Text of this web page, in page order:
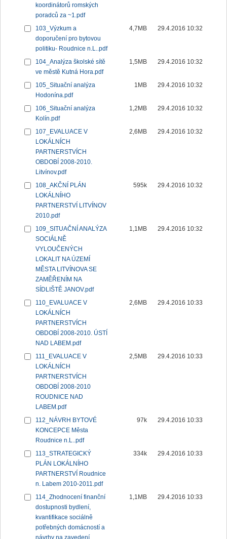
koordinátorů romských
poradců za ~1.pdf
103_Výzkum a
doporučení pro bytovou
politiku- Roudnice n.L..pdf
4,7MB 29.4.2016 10:32
104_Analýza školské sítě
ve městě Kutná Hora.pdf
1,5MB 29.4.2016 10:32
105_Situační analýza
Hodonína.pdf
1MB 29.4.2016 10:32
106_Situační analýza
Kolín.pdf
1,2MB 29.4.2016 10:32
107_EVALUACE V
LOKÁLNÍCH
PARTNERSTVÍCH
OBDOBÍ 2008-2010.
Litvínov.pdf
2,6MB 29.4.2016 10:32
108_AKČNÍ PLÁN
LOKÁLNÍHO
PARTNERSTVÍ LITVÍNOV
2010.pdf
595k 29.4.2016 10:32
109_SITUAČNÍ ANALÝZA
SOCIÁLNĚ
VYLOUČENÝCH
LOKALIT NA ÚZEMÍ
MĚSTA LITVÍNOVA SE
ZAMĚŘENÍM NA
SÍDLIŠTĚ JANOV.pdf
1,1MB 29.4.2016 10:32
110_EVALUACE V
LOKÁLNÍCH
PARTNERSTVÍCH
OBDOBÍ 2008-2010. ÚSTÍ
NAD LABEM.pdf
2,6MB 29.4.2016 10:33
111_EVALUACE V
LOKÁLNÍCH
PARTNERSTVÍCH
OBDOBÍ 2008-2010
ROUDNICE NAD
LABEM.pdf
2,5MB 29.4.2016 10:33
112_NÁVRH BYTOVÉ
KONCEPCE Města
Roudnice n.L..pdf
97k 29.4.2016 10:33
113_STRATEGICKÝ
PLÁN LOKÁLNÍHO
PARTNERSTVÍ Roudnice
n. Labem 2010-2011.pdf
334k 29.4.2016 10:33
114_Zhodnocení finanční
dostupnosti bydlení,
kvantifikace sociálně
potřebných domácností a
1,1MB 29.4.2016 10:33